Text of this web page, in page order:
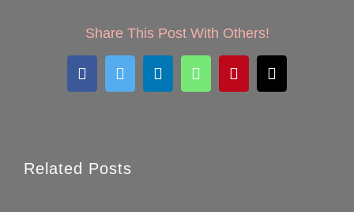
Share This Post With Others!
FacebookTwitterLinkedInWhatsAppPinterestEmail
Related Posts